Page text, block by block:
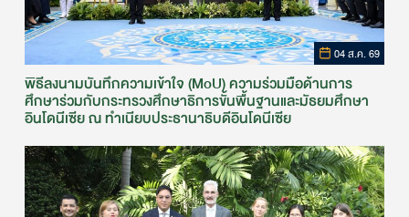
04 ส.ค. 69
พิธีลงนามบันทึกความเข้าใจ (MoU) ความร่วมมือด้านการ
ศึกษาร่วมกับกระทรวงศึกษาธิการขั้นพื้นฐานและมัธยมศึกษา
อินโดนีเซีย ณ ทำเนียบประธานาธิบดีอินโดนีเซีย